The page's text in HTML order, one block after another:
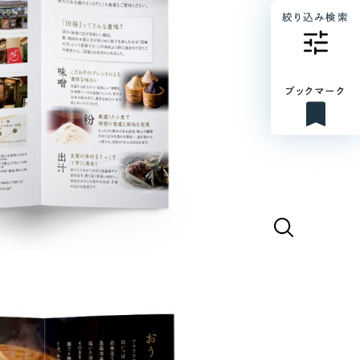
絞り込み検索
ブックマーク